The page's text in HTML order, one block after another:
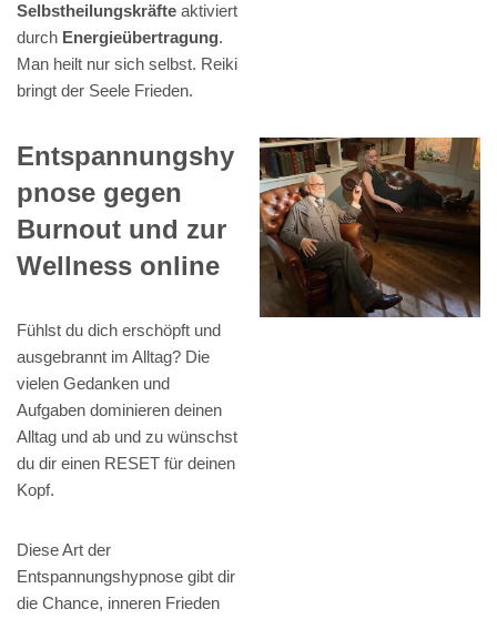
Selbstheilungskräfte aktiviert
durch Energieübertragung.
Man heilt nur sich selbst. Reiki
bringt der Seele Frieden.
Entspannungshy
pnose gegen
Burnout und zur
Wellness online
Fühlst du dich erschöpft und
ausgebrannt im Alltag? Die
vielen Gedanken und
Aufgaben dominieren deinen
Alltag und ab und zu wünschst
du dir einen RESET für deinen
Kopf.
Diese Art der
Entspannungshypnose gibt dir
die Chance, inneren Frieden